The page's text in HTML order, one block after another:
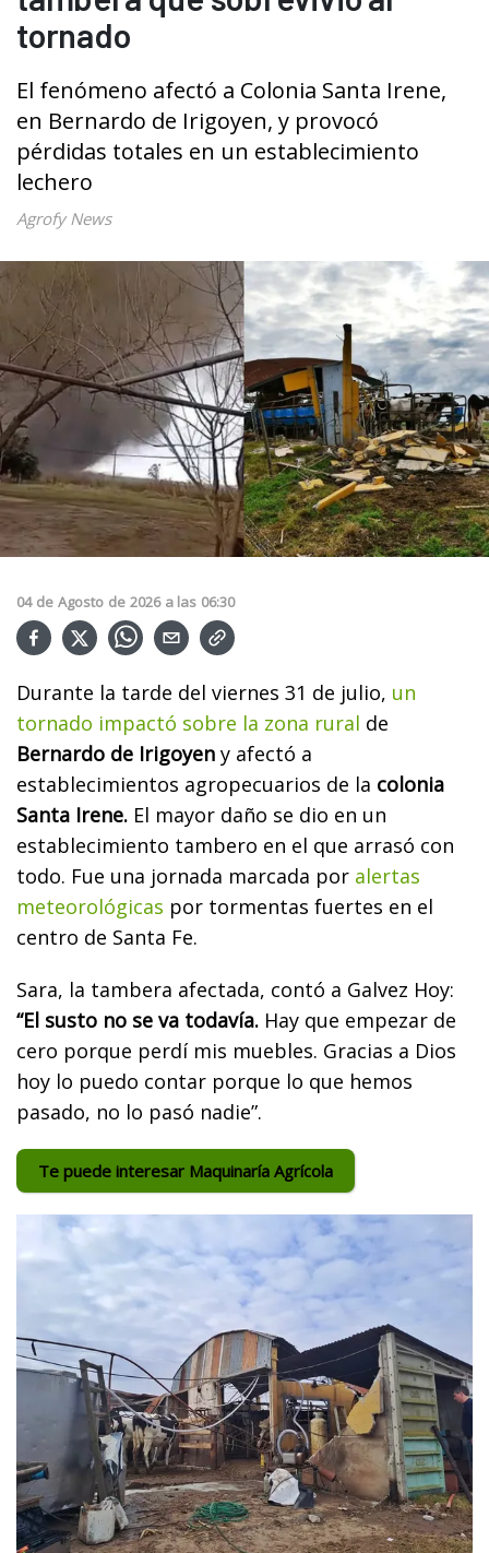
tornado
El fenómeno afectó a Colonia Santa Irene,
en Bernardo de Irigoyen, y provocó
pérdidas totales en un establecimiento
lechero
Agrofy News
04 de Agosto de 2026 a las 06:30
Durante la tarde del viernes 31 de julio, un
tornado impactó sobre la zona rural de
Bernardo de Irigoyen y afectó a
establecimientos agropecuarios de la colonia
Santa Irene. El mayor daño se dio en un
establecimiento tambero en el que arrasó con
todo. Fue una jornada marcada por alertas
meteorológicas por tormentas fuertes en el
centro de Santa Fe.
Sara, la tambera afectada, contó a Galvez Hoy:
“El susto no se va todavía. Hay que empezar de
cero porque perdí mis muebles. Gracias a Dios
hoy lo puedo contar porque lo que hemos
pasado, no lo pasó nadie”.
Te puede interesar Maquinaría Agrícola